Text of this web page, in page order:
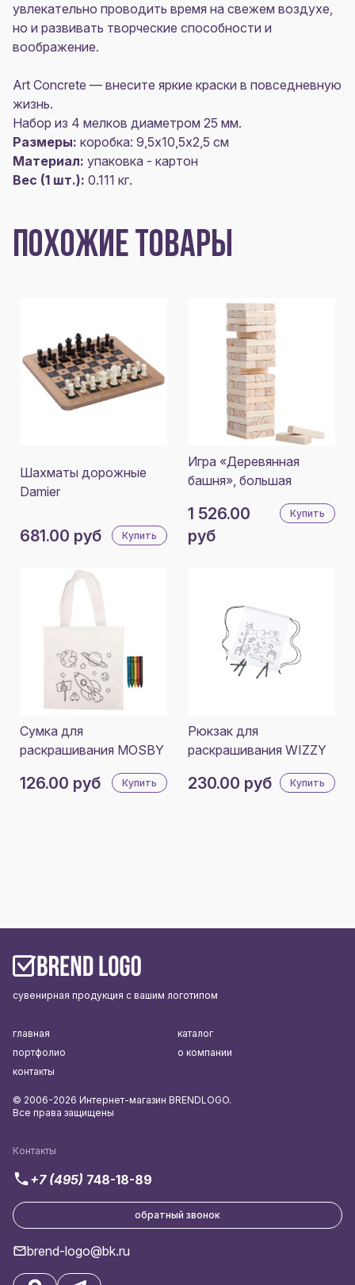
увлекательно проводить время на свежем воздухе,
но и развивать творческие способности и
воображение.
Art Concrete — внесите яркие краски в повседневную
жизнь.
Набор из 4 мелков диаметром 25 мм.
Размеры: коробка: 9,5х10,5х2,5 см
Материал: упаковка - картон
Вес (1 шт.): 0.111 кг.
ПОХОЖИЕ ТОВАРЫ
Шахматы дорожные
Damier
681.00 руб Купить
Игра «Деревянная
башня», большая
1 526.00
руб
Купить
Сумка для
раскрашивания MOSBY
126.00 руб Купить
Рюкзак для
раскрашивания WIZZY
230.00 руб Купить
сувенирная продукция с вашим логотипом
Контакты
+7 (495) 748-18-89
обратный звонок
brend-logo@bk.ru
главная
каталог
портфолио
о компании
контакты
© 2006-2026 Интернет-магазин BRENDLOGO.
Все права защищены